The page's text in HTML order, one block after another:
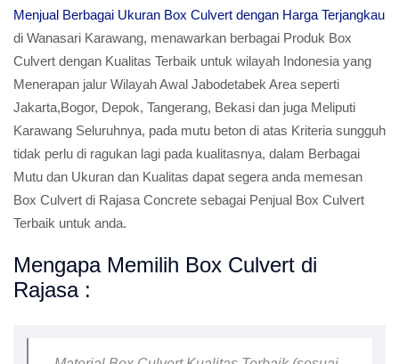
Menjual Berbagai Ukuran Box Culvert dengan Harga Terjangkau
di Wanasari Karawang, menawarkan berbagai Produk Box
Culvert dengan Kualitas Terbaik untuk wilayah Indonesia yang
Menerapan jalur Wilayah Awal Jabodetabek Area seperti
Jakarta,Bogor, Depok, Tangerang, Bekasi dan juga Meliputi
Karawang Seluruhnya, pada mutu beton di atas Kriteria sungguh
tidak perlu di ragukan lagi pada kualitasnya, dalam Berbagai
Mutu dan Ukuran dan Kualitas dapat segera anda memesan
Box Culvert di Rajasa Concrete sebagai Penjual Box Culvert
Terbaik untuk anda.
Mengapa Memilih Box Culvert di
Rajasa :